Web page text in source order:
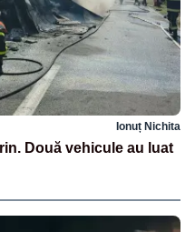
Ionuț Nichita
Două vehicule au luat